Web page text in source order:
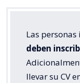
Las
deben
llevar su CV